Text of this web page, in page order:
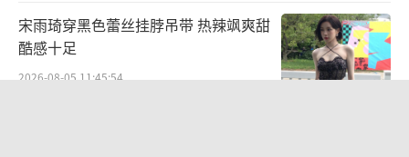
宋雨琦穿黑色蕾丝挂脖吊带 热辣飒爽甜
酷感十足
2026-08-05 11:45:54